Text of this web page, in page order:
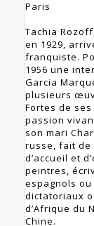
Paris
Tachia
en 1929,
franquiste.
1956 une
Garcia
plusieurs
Fortes de
passion
son mari
russe, fait de
d’accueil et
peintres,
espagnols
dictatoriaux
d’Afrique du
Chine.